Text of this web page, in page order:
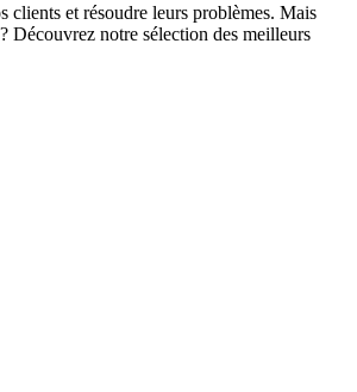
clients et résoudre leurs problèmes. Mais
Découvrez notre sélection des meilleurs